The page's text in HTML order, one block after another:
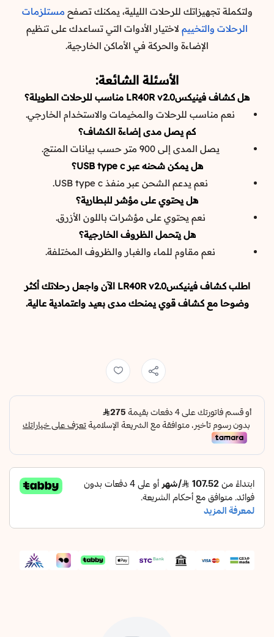
ولتكملة تجهيزاتك للرحلات الليلية، يمكنك تصفح مستلزمات
الرحلات والتخييم لاختيار الأدوات التي تساعدك على تنظيم
الإضاءة والحركة في الأماكن الخارجية.
الأسئلة الشائعة:
هل كشاف فينيكسLR40R v2.0 مناسب للرحلات الطويلة؟
نعم مناسب للرحلات والمخيمات والاستخدام الخارجي.
كم يصل مدى إضاءة الكشاف؟
يصل المدى إلى 900 متر حسب بيانات المنتج.
هل يمكن شحنه عبر USB type c؟
نعم يدعم الشحن عبر منفذ USB type c.
هل يحتوي على مؤشر للبطارية؟
نعم يحتوي على مؤشرات باللون الأزرق.
هل يتحمل الظروف الخارجية؟
نعم مقاوم للماء والغبار والظروف المختلفة.
اطلب كشاف فينيكسLR40R v2.0 الآن واجعل رحلاتك أكثر
وضوحا مع كشاف قوي يمنحك مدى بعيد واعتمادية عالية.